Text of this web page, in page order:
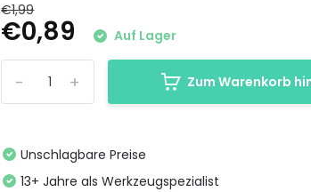
€1,99
€0,89 Auf Lager
+
- Zum Warenkorb
Unschlagbare Preise
13+ Jahre als Werkzeugspezialist